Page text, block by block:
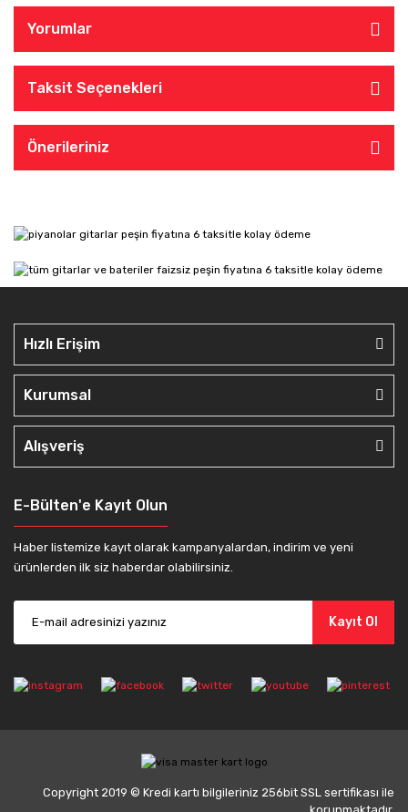
Yorumlar
Taksit Seçenekleri
Önerileriniz
Hızlı Erişim
Kurumsal
Alışveriş
E-Bülten'e Kayıt Olun
Haber listemize kayıt olarak kampanyalardan, indirim ve yeni
ürünlerden ilk siz haberdar olabilirsiniz.
Kayıt Ol
Copyright 2019 © Kredi kartı bilgileriniz 256bit SSL sertifikası ile
korunmaktadır.